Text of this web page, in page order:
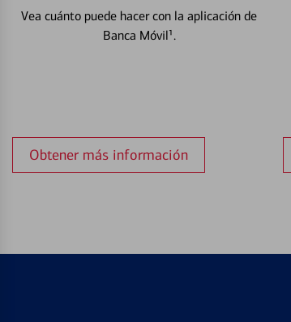
Vea cuánto puede hacer con la aplicación de
Banca Móvil¹.
Obtener más información